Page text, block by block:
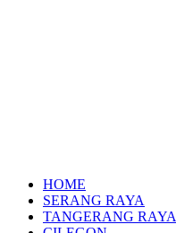
HOME
SERANG RAYA
TANGERANG RAYA